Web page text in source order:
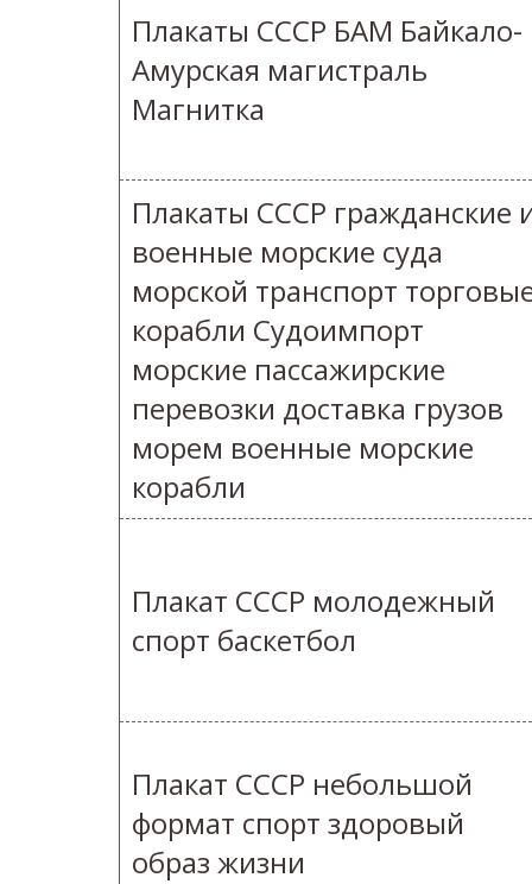
Плакаты СССР БАМ Байкало-
Амурская магистраль
Магнитка
Плакаты СССР гражданские
военные морские суда
морской транспорт
корабли Судоимпорт
морские пассажирские
перевозки доставка грузов
морем военные морские
корабли
Плакат СССР молодежный
спорт баскетбол
Плакат СССР небольшой
формат спорт здоровый
образ жизни